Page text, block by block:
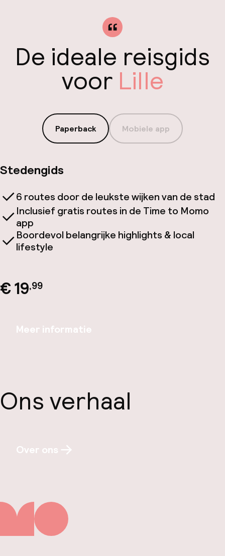
De ideale reisgids
voor Lille
Paperback Mobiele app
Stedengids
6 routes door de leukste wijken van de stad
Inclusief gratis routes in de Time to Momo
app
Boordevol belangrijke highlights & local
lifestyle
€ 19,99
Meer informatie
Ons verhaal
Over ons